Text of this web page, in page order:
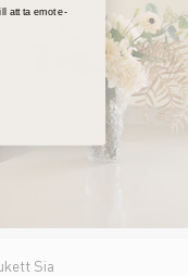
Sia
att ta emot e-